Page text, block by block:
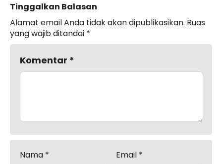
Tinggalkan Balasan
Alamat email Anda tidak akan dipublikasikan. Ruas
yang wajib ditandai *
Komentar *
Nama * Email *